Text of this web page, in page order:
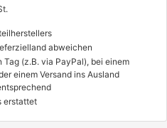
abweichen
(z.B. via PayPal), bei einem
einem Versand ins Ausland
erstattet